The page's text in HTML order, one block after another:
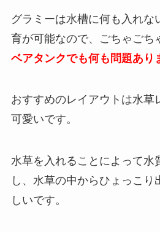
グラミーは水槽に何も入れな
育が可能なので、ごちゃごち
ベアタンクでも何も問題あり
おすすめのレイアウトは水草
可愛いです。
水草を入れることによって水
し、水草の中からひょっこり
しいです。